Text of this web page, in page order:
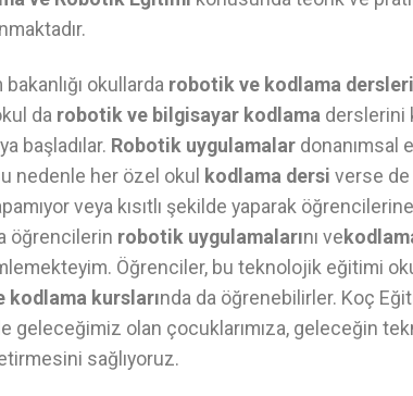
okullarda robotik ve kodlama dersleri
da robotik ve bilgisayar kodlama derslerini
başladılar. Robotik uygulamalar donanımsal
nedenle her özel okul
kodlama dersi verse de
veya kısıtlı şekilde yaparak
öğrencilerin robotik uygulamalarını ve
Öğrenciler, bu teknolojik eğitimi
kodlama kurslarında da öğrenebilirler. Koç
geleceğimiz olan çocuklarımıza, geleceğin
sağlıyoruz.